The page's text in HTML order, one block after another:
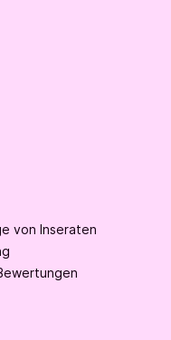
von Inseraten